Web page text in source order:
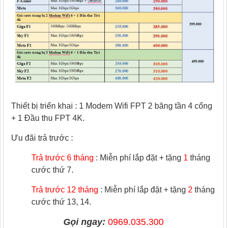
Thiết bị triển khai : 1 Modem Wifi FPT 2 băng tần 4 cổng
+ 1 Đầu thu FPT 4K.
Ưu đãi trả trước :
Trả trước 6 tháng : Miễn phí lắp đặt + tặng 1 tháng
cước thứ 7.
Trả trước 12 tháng : Miễn phí lắp đặt + tặng 2 tháng
cước thứ 13, 14.
Gọi ngay: 0969.035.300